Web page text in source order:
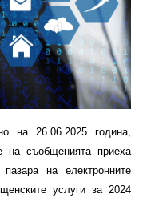
на 26.06.2025 година,
на съобщенията приеха
на електронните
услуги за 2024